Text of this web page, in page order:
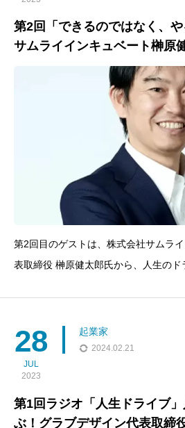
第2回「できるのではなく、や
サムライインキュベート榊原
第2回目のゲストは、株式会社サムラ
表取締役 榊原健太郎氏から、人生のド
か？」を考える。榊原健太郎（さかき
28
JUL
2023
起業家
2024.02.21
第1回ラジオ「人生ドライブ
ぶ！グラブデザイン代表取